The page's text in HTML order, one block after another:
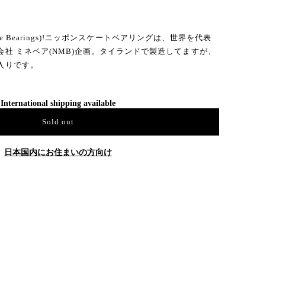
Bearings)!ニッポンスケートベアリングは、世界を代表
社 ミネベア(NMB)企画。タイランドで製造してますが、
です。
International shipping available
Sold out
日本国内にお住まいの方向け